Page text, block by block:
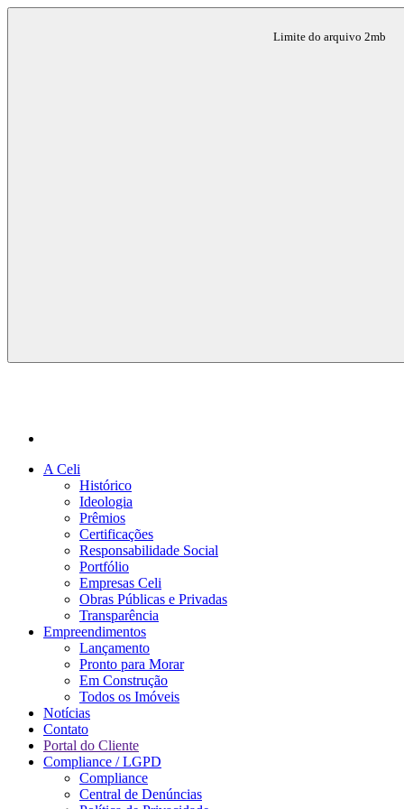
A Celi
Histórico
Ideologia
Prêmios
Certificações
Responsabilidade Social
Portfólio
Empresas Celi
Obras Públicas e Privadas
Transparência
Empreendimentos
Lançamento
Pronto para Morar
Em Construção
Todos os Imóveis
Notícias
Contato
Portal do Cliente
Compliance / LGPD
Compliance
Central de Denúncias
Limite do arquivo 2mb